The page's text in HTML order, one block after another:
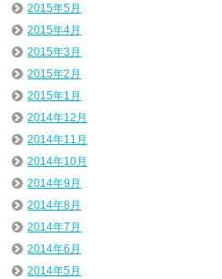
2015年5月
2015年4月
2015年3月
2015年2月
2015年1月
2014年12月
2014年11月
2014年10月
2014年9月
2014年8月
2014年7月
2014年6月
2014年5月